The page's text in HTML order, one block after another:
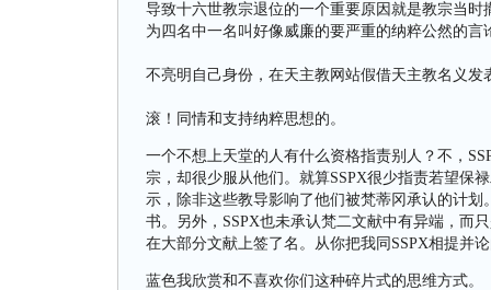
导致十六世教宗退位的一个重要原因就是教宗当
为四名中一名叫好像威廉的要严重的纳粹公然的言
不亮明自己身份，在天主教网站假借天主教名义发
滚！同情和支持纳粹思想的。
一个不想上天堂的人有什么资格指责别人？不，
宗，却很少服从他们。就算SSPX很少指责若望保
示，除非这些教导影响了他们被梵蒂冈承认的计划
书。另外，SSPX也未承认梵二文献中有异端，而
在大部分文献上签了名。从你把我同SSPX相提并
蓝色我欣赏和不喜欢你们这种碎片式的思维方式。